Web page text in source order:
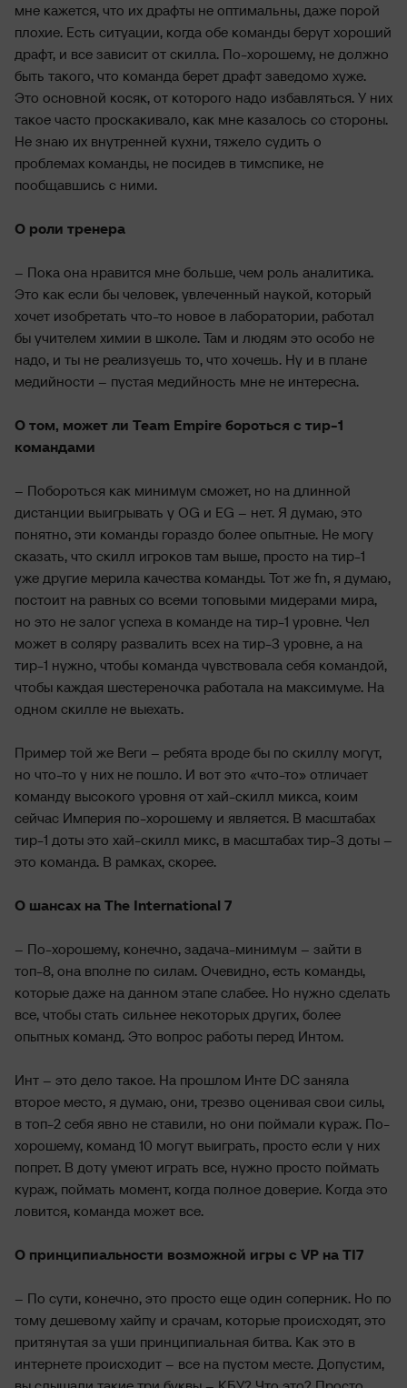
мне кажется, что их драфты не оптимальны, даже порой
плохие. Есть ситуации, когда обе команды берут хороший
драфт, и все зависит от скилла. По-хорошему, не должно
быть такого, что команда берет драфт заведомо хуже.
Это основной косяк, от которого надо избавляться. У них
такое часто проскакивало, как мне казалось со стороны.
Не знаю их внутренней кухни, тяжело судить о
проблемах команды, не посидев в тимспике, не
пообщавшись с ними.
О роли тренера
– Пока она нравится мне больше, чем роль аналитика.
Это как если бы человек, увлеченный наукой, который
хочет изобретать что-то новое в лаборатории, работал
бы учителем химии в школе. Там и людям это особо не
надо, и ты не реализуешь то, что хочешь. Ну и в плане
медийности – пустая медийность мне не интересна.
О том, может ли Team Empire бороться с тир-1
командами
– Побороться как минимум сможет, но на длинной
дистанции выигрывать у OG и EG – нет. Я думаю, это
понятно, эти команды гораздо более опытные. Не могу
сказать, что скилл игроков там выше, просто на тир-1
уже другие мерила качества команды. Тот же fn, я думаю,
постоит на равных со всеми топовыми мидерами мира,
но это не залог успеха в команде на тир-1 уровне. Чел
может в соляру развалить всех на тир-3 уровне, а на
тир-1 нужно, чтобы команда чувствовала себя командой,
чтобы каждая шестереночка работала на максимуме. На
одном скилле не выехать.
Пример той же Веги – ребята вроде бы по скиллу могут,
но что-то у них не пошло. И вот это «что-то» отличает
команду высокого уровня от хай-скилл микса, коим
сейчас Империя по-хорошему и является. В масштабах
тир-1 доты это хай-скилл микс, в масштабах тир-3 доты –
это команда. В рамках, скорее.
О шансах на The International 7
– По-хорошему, конечно, задача-минимум – зайти в
топ-8, она вполне по силам. Очевидно, есть команды,
которые даже на данном этапе слабее. Но нужно сделать
все, чтобы стать сильнее некоторых других, более
опытных команд. Это вопрос работы перед Интом.
Инт – это дело такое. На прошлом Инте DC заняла
второе место, я думаю, они, трезво оценивая свои силы,
в топ-2 себя явно не ставили, но они поймали кураж. По-
хорошему, команд 10 могут выиграть, просто если у них
попрет. В доту умеют играть все, нужно просто поймать
кураж, поймать момент, когда полное доверие. Когда это
ловится, команда может все.
О принципиальности возможной игры c VP на TI7
– По сути, конечно, это просто еще один соперник. Но по
тому дешевому хайпу и срачам, которые происходят, это
притянутая за уши принципиальная битва. Как это в
интернете происходит – все на пустом месте. Допустим,